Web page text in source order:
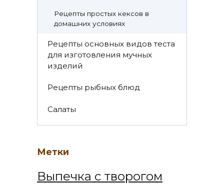
Рецепты простых кексов в
домашних условиях
Рецепты основных видов теста
для изготовления мучных
изделий
Рецепты рыбных блюд
Салаты
Метки
Выпечка с творогом